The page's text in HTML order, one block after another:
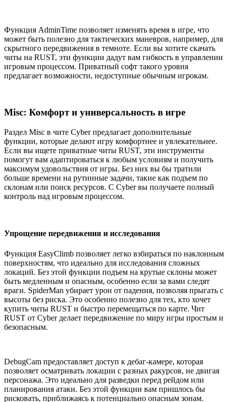
Функция AdminTime позволяет изменять время в игре, что
может быть полезно для тактических маневров, например, для
скрытного передвижения в темноте. Если вы хотите скачать
читы на RUST, эти функции дадут вам гибкость в управлении
игровым процессом. Приватный софт такого уровня
предлагает возможности, недоступные обычным игрокам.
Misc: Комфорт и универсальность в игре
Раздел Misc в чите Cyber предлагает дополнительные
функции, которые делают игру комфортнее и увлекательнее.
Если вы ищете приватные читы RUST, эти инструменты
помогут вам адаптироваться к любым условиям и получить
максимум удовольствия от игры. Без них вы бы тратили
больше времени на рутинные задачи, такие как подъем по
склонам или поиск ресурсов. С Cyber вы получаете полный
контроль над игровым процессом.
Упрощение передвижения и исследования
Функция EasyClimb позволяет легко взбираться по наклонным
поверхностям, что идеально для исследования сложных
локаций. Без этой функции подъем на крутые склоны может
быть медленным и опасным, особенно если за вами следят
враги. SpiderMan убирает урон от падения, позволяя прыгать с
высоты без риска. Это особенно полезно для тех, кто хочет
купить читы RUST и быстро перемещаться по карте. Чит
RUST от Cyber делает передвижение по миру игры простым и
безопасным.
DebugCam предоставляет доступ к дебаг-камере, которая
позволяет осматривать локации с разных ракурсов, не двигая
персонажа. Это идеально для разведки перед рейдом или
планирования атаки. Без этой функции вам пришлось бы
рисковать, приближаясь к потенциально опасным зонам.